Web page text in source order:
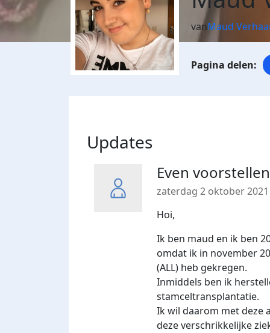
vanMaud
Updates
Even
zaterdag 2 oktober 2021
Hoi,
Ik ben maud en ik ben
omdat ik in november
(ALL) heb gekregen.
Inmiddels ben ik
stamceltransplantatie.
Ik wil daarom met deze
deze verschrikkelijke